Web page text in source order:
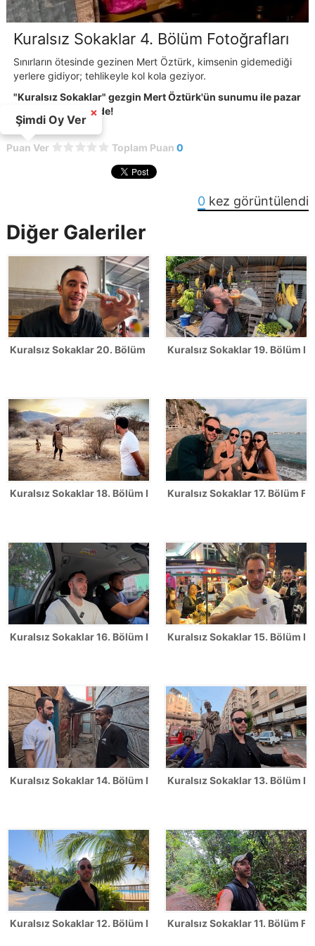
Kuralsız Sokaklar 4. Bölüm Fotoğrafları
Sınırların ötesinde gezinen Mert Öztürk, kimsenin gidemediği
yerlere gidiyor; tehlikeyle kol kola geziyor.
"Kuralsız Sokaklar" gezgin Mert Öztürk'ün sunumu ile pazar
20.00'de Kanal D'de!
Puan Ver Toplam Puan 0
0 kez görüntülendi
Diğer Galeriler
Kuralsız Sokaklar 20. Bölüm FotoğraflarıKuralsız Sokaklar 19. Bölüm
Kuralsız Sokaklar 18. Bölüm FotoğraflarıKuralsız Sokaklar 17. Bölüm
Kuralsız Sokaklar 16. Bölüm FotoğraflarıKuralsız Sokaklar 15. Bölüm
Kuralsız Sokaklar 14. Bölüm FotoğraflarıKuralsız Sokaklar 13. Bölüm
Kuralsız Sokaklar 12. Bölüm FotoğraflarıKuralsız Sokaklar 11. Bölüm
Şimdi Oy Ver
×